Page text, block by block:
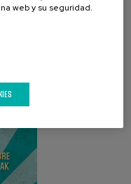
web y su seguridad.